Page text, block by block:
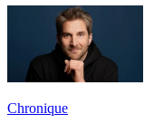
Chronique